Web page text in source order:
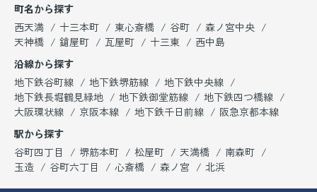
町名から探す
西天満
十三本町 東心斎橋 谷町
森ノ宮中央
天神橋
鎗屋町 瓦屋町 十三東
西中島
沿線から探す
地下鉄谷町線
地下鉄堺筋線
地下鉄中央線
地下鉄長堀鶴見緑地
地下鉄御堂筋線
地下鉄四つ橋線
大阪環状線
京阪本線 地下鉄千日前線
阪急京都本線
駅から探す
谷町四丁目
堺筋本町 松屋町 天満橋
南森町
玉造
谷町六丁目 心斎橋 森ノ宮 北浜